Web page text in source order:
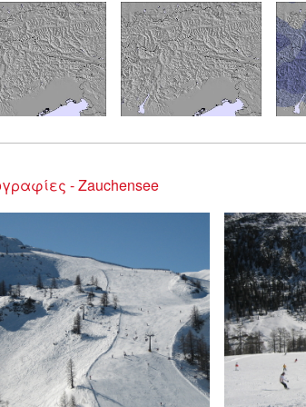
- Zauchensee